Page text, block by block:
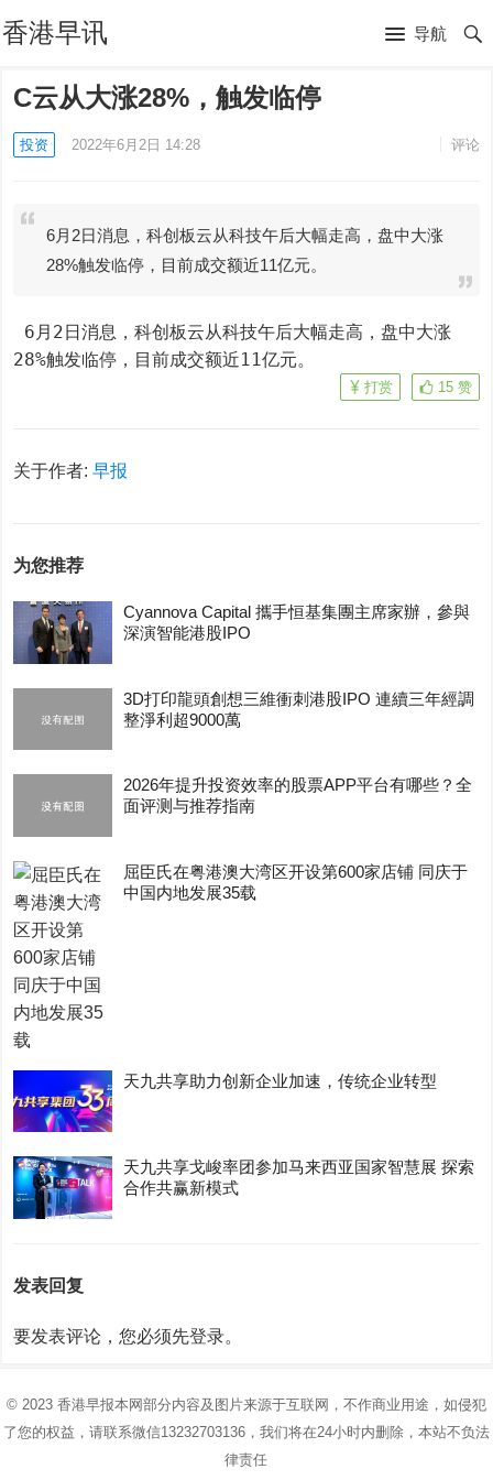
香港早讯 导航
C云从大涨28%，触发临停
投资 2022年6月2日 14:28 评论
6月2日消息，科创板云从科技午后大幅走高，盘中大涨
28%触发临停，目前成交额近11亿元。
28%触发临停，目前成交额近11亿元。
15 赞
打赏
关于作者:早报
为您推荐
Cyannova Capital 攜手恒基集團主席家辦，參與
深演智能港股IPO
3D打印龍頭創想三維衝刺港股IPO 連續三年經調
整淨利超9000萬
2026年提升投资效率的股票APP平台有哪些？全
面评测与推荐指南
屈臣氏在粤港澳大湾区开设第600家店铺 同庆于
中国内地发展35载
天九共享助力创新企业加速，传统企业转型
天九共享戈峻率团参加马来西亚国家智慧展 探索
合作共赢新模式
发表回复
要发表评论，您必须先登录。
© 2023 香港早报本网部分内容及图片来源于互联网，不作商业用途，如侵犯
了您的权益，请联系微信13232703136，我们将在24小时内删除，本站不负法
律责任